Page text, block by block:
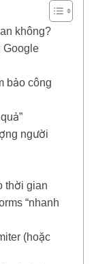
không?
Google
bảo công
người
thời gian
“nhanh
(hoặc